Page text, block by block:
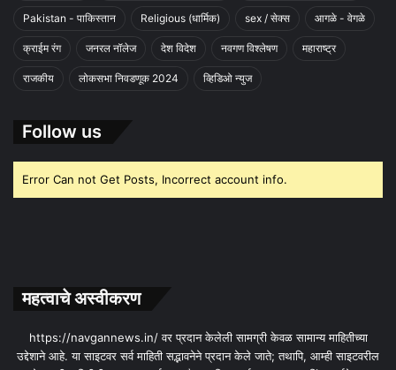
Pakistan - पाकिस्तान Religious (धार्मिक) sex / सेक्स आगळे - वेगळे
क्राईम रंग जनरल नॉलेज देश विदेश नवगण विश्लेषण महाराष्ट्र
राजकीय लोकसभा निवडणूक 2024 व्हिडिओ न्युज
Follow us
Error Can not Get Posts, Incorrect account info.
महत्वाचे अस्वीकरण
https://navgannews.in/ वर प्रदान केलेली सामग्री केवळ सामान्य माहितीच्या
उद्देशाने आहे. या साइटवर सर्व माहिती सद्भावनेने प्रदान केले जाते; तथापि, आम्ही साइटवरील